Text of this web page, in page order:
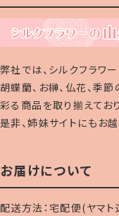
弊社では、シルクフラワ
胡蝶蘭、お榊、仏花、季
彩る商品を取り揃えており
是非、姉妹サイトにもお越
お届けについて
配送方法：宅配便(ヤマト